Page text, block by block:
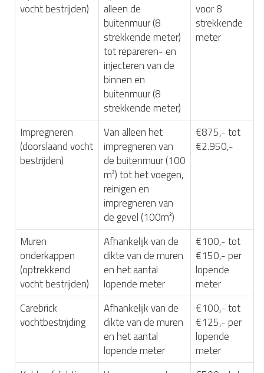
vocht bestrijden)
alleen de
buitenmuur (8
strekkende meter)
tot repareren- en
injecteren van de
binnen en
buitenmuur (8
strekkende meter)
voor 8
strekkende
meter
Impregneren
(doorslaand vocht
bestrijden)
Van alleen het
impregneren van
de buitenmuur (100
m²) tot het voegen,
reinigen en
impregneren van
de gevel (100m²)
€875,- tot
€2.950,-
Muren
onderkappen
(optrekkend
vocht bestrijden)
Afhankelijk van de
dikte van de muren
en het aantal
lopende meter
€100,- tot
€150,- per
lopende
meter
Carebrick
vochtbestrijding
Afhankelijk van de
dikte van de muren
en het aantal
lopende meter
€100,- tot
€125,- per
lopende
meter